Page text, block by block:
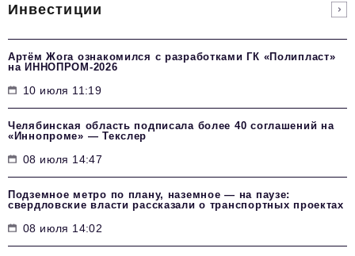
Инвестиции
Артём Жога ознакомился с разработками ГК «Полипласт»
на ИННОПРОМ-2026
10 июля 11:19
Челябинская область подписала более 40 соглашений на
«Иннопроме» — Текслер
08 июля 14:47
Подземное метро по плану, наземное — на паузе:
свердловские власти рассказали о транспортных проектах
08 июля 14:02